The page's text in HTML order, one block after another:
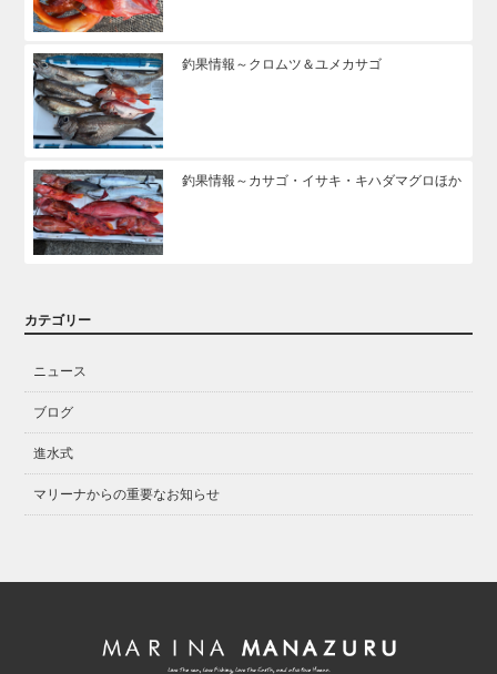
釣果情報～クロムツ＆ユメカサゴ
釣果情報～カサゴ・イサキ・キハダマグロほか
カテゴリー
ニュース
ブログ
進水式
マリーナからの重要なお知らせ